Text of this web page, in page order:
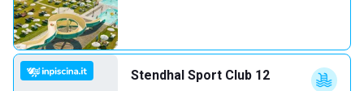
Stendhal Sport Club 12